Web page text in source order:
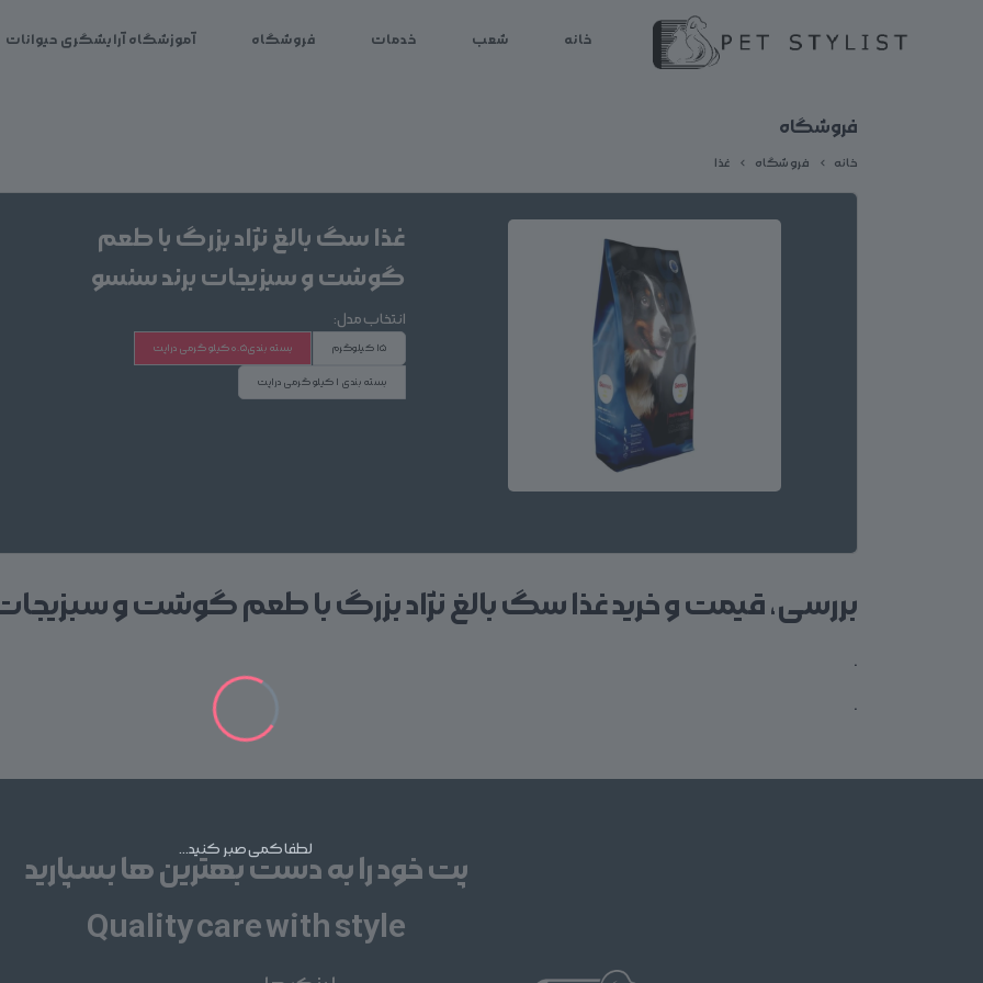
خانه شعب خدمات فروشگاه آموزشگاه آرایشگری حیوانات
فروشگاه
خانه فروشگاه غذا
غذا سگ بالغ نژاد بزرگ با طعم
گوشت و سبزیجات برند سنسو
انتخاب مدل:
15 کیلوگرم بسته بندی0.5کیلو گرمی دراپت
بسته بندی 1 کیلو گرمی دراپت
بررسی، قیمت و خرید غذا سگ بالغ نژاد بزرگ با طعم گوشت و
.
.
پت خود را به دست بهترین ها بسپارید
Quality care with style